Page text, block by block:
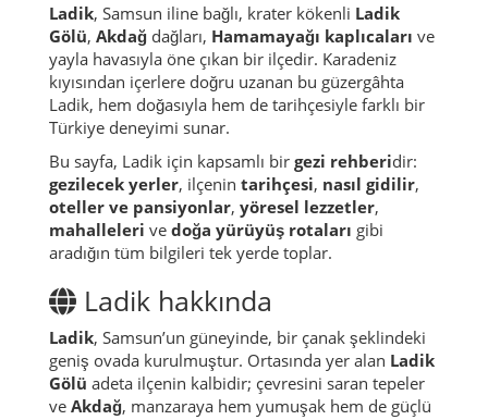
Ladik, Samsun iline bağlı, krater kökenli Ladik
Gölü, Akdağ dağları, Hamamayağı kaplıcaları ve
yayla havasıyla öne çıkan bir ilçedir. Karadeniz
kıyısından içerlere doğru uzanan bu güzergâhta
Ladik, hem doğasıyla hem de tarihçesiyle farklı bir
Türkiye deneyimi sunar.
Bu sayfa, Ladik için kapsamlı bir gezi rehberidir:
gezilecek yerler, ilçenin tarihçesi, nasıl gidilir,
oteller ve pansiyonlar, yöresel lezzetler,
mahalleleri ve doğa yürüyüş rotaları gibi
aradığın tüm bilgileri tek yerde toplar.
Ladik hakkında
Ladik, Samsun’un güneyinde, bir çanak şeklindeki
geniş ovada kurulmuştur. Ortasında yer alan Ladik
Gölü adeta ilçenin kalbidir; çevresini saran tepeler
ve Akdağ, manzaraya hem yumuşak hem de güçlü